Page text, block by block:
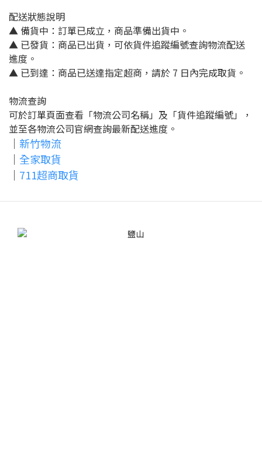
配送狀態說明
▲ 備貨中：訂單已成立，商品準備出貨中。
▲ 已發貨：商品已出貨，可依貨件追蹤編號查詢物流配送
進度。
▲ 已到達：商品已送達指定超商，請於 7 日內完成取貨。
物流查詢
可於訂單頁面查看「物流公司名稱」及「貨件追蹤編號」，
並至各物流公司官網查詢最新配送進度。
｜ 新竹物流
｜ 全家取貨
｜ 711超商取貨